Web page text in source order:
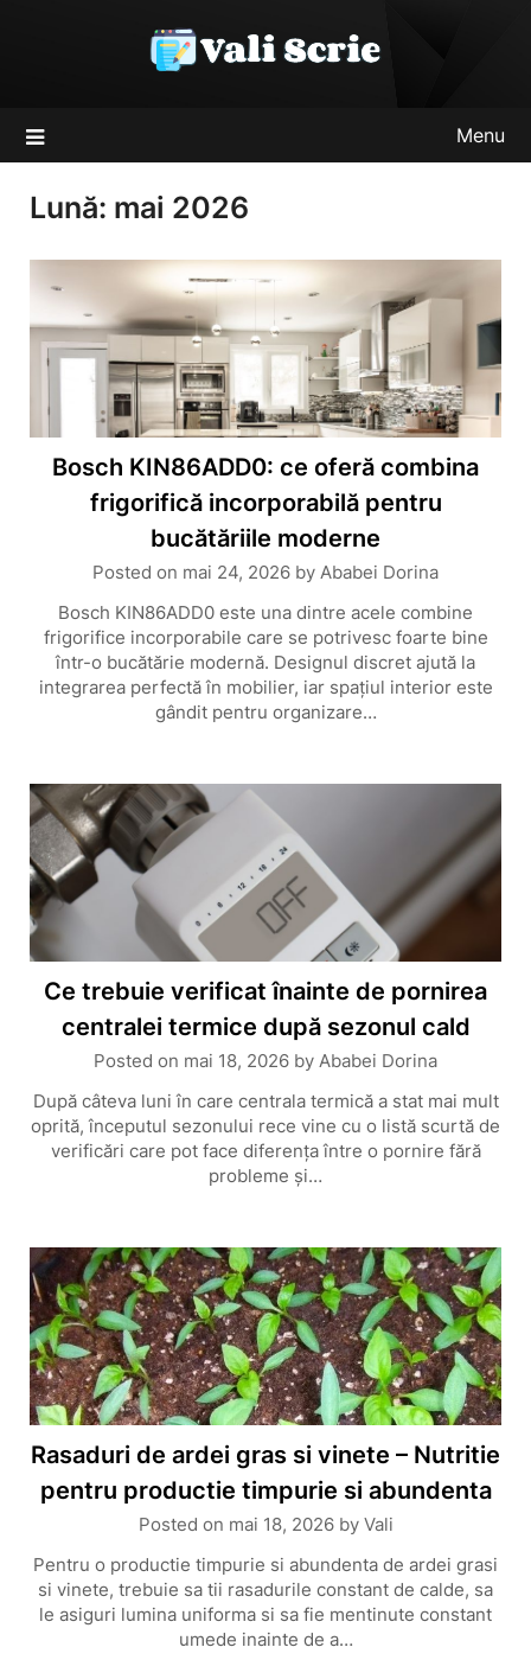
Menu
Lună: mai 2026
Bosch KIN86ADD0: ce oferă combina
frigorifică incorporabilă pentru
bucătăriile moderne
Posted on mai 24, 2026 by Ababei Dorina
Bosch KIN86ADD0 este una dintre acele combine
frigorifice incorporabile care se potrivesc foarte bine
într-o bucătărie modernă. Designul discret ajută la
integrarea perfectă în mobilier, iar spațiul interior este
gândit pentru organizare…
Ce trebuie verificat înainte de pornirea
centralei termice după sezonul cald
Posted on mai 18, 2026 by Ababei Dorina
După câteva luni în care centrala termică a stat mai mult
oprită, începutul sezonului rece vine cu o listă scurtă de
verificări care pot face diferența între o pornire fără
probleme și…
Rasaduri de ardei gras si vinete – Nutritie
pentru productie timpurie si abundenta
Posted on mai 18, 2026by Vali
Pentru o productie timpurie si abundenta de ardei grasi
si vinete, trebuie sa tii rasadurile constant de calde, sa
le asiguri lumina uniforma si sa fie mentinute constant
umede inainte de a…